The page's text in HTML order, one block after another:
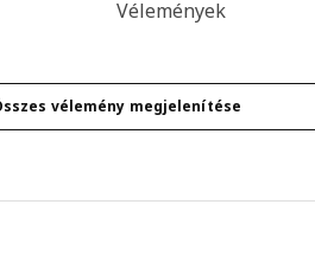
5 / 5 csillagok. Összes vélemény: 25
Vélemények
vélemény megjelenítése